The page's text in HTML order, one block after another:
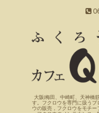
大阪(梅田、中崎町、天神橋
す。フクロウを専門に扱うプ
ウの販売，フクロウをモチー